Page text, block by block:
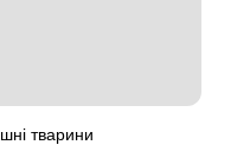
тварини